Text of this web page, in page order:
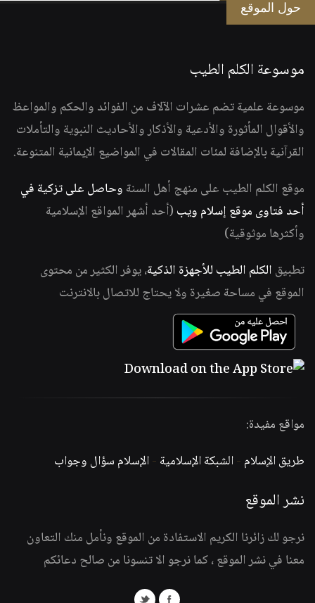
حول الموقع
موسوعة الكلم الطيب
موسوعة علمية تضم عشرات الآلاف من الفوائد والحكم والمواعظ
والأقوال المأثورة والأدعية والأذكار والأحاديث النبوية والتأملات
القرآنية بالإضافة لمئات المقالات في المواضيع الإيمانية المتنوعة.
موقع الكلم الطيب على منهج أهل السنة وحاصل على تزكية في
أحد فتاوى موقع إسلام ويب (أحد أشهر المواقع الإسلامية
وأكثرها موثوقية)
تطبيق الكلم الطيب للأجهزة الذكية، يوفر الكثير من محتوى
الموقع في مساحة صغيرة ولا يحتاج للاتصال بالانترنت
مواقع مفيدة:
طريق الإسلام -الشبكة الإسلامية -الإسلام سؤال وجواب
نشر الموقع
نرجو لك زائرنا الكريم الاستفادة من الموقع ونأمل منك التعاون
معنا في نشر الموقع ، كما نرجو الا تنسونا من صالح دعائكم